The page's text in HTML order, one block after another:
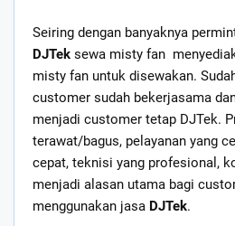
Seiring dengan banyaknya
DJTek sewa misty fan
misty fan untuk disewakan.
customer sudah bekerjasama
menjadi customer tetap DJTek.
terawat/bagus, pelayanan yang
cepat, teknisi yang profesional,
menjadi alasan utama bagi
menggunakan jasa DJTek.